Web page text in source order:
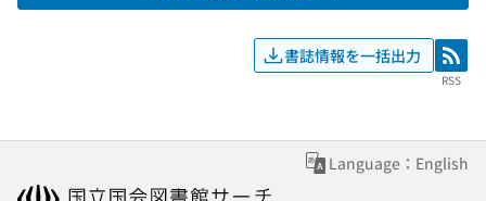
書誌情報を一括出力 RSS
RSS
Language：English